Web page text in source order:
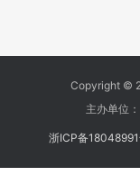
Copyright ©
主办单位
浙ICP备